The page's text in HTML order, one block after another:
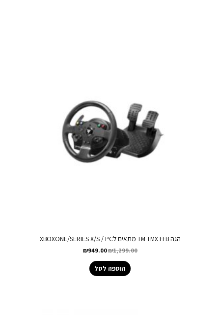
הגה TM TMX FFB מתאים לXBOXONE/SERIES X/S / PC
₪1,299.00
₪949.00
הוספה לסל